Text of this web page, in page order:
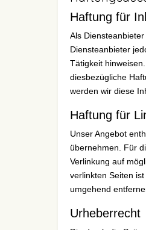
Haftung für
Als
Diensteanbieter
Tätigkeit
diesbezügliche
werden wir diese
Haftung für
Unser Angebot
übernehmen. Für
Verlinkung auf
verlinkten Seiten
umgehend
Urheberrecht